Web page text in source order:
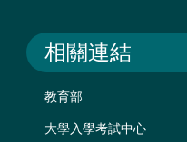
相關連結
教育部
大學入學考試中心